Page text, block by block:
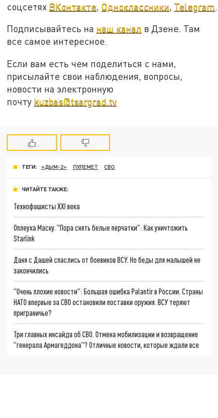
соцсетях ВКонтакте Одноклассники Telegram
Подписывайтесь на наш канал в Дзене. Там
все самое интересное.
Если вам есть чем поделиться с нами,
присылайте свои наблюдения, вопросы,
новости на электронную
почту kuzbas@tsargrad.tv
ТЕГИ: «ДЫМ-2» ПУЛЕМЕТ СВО
ЧИТАЙТЕ ТАКЖЕ:
Технофашисты XXI века
Оплеуха Маску. "Пора снять белые перчатки": Как уничтожить
Starlink
Даня с Дашей спаслись от боевиков ВСУ. Но беды для малышей не
закончились
"Очень плохие новости": Большая ошибка Palantir в России. Страны
НАТО впервые за СВО остановили поставки оружия. ВСУ теряют
приграничье?
Три главных инсайда об СВО. Отмена мобилизации и возвращение
"генерала Армагеддона"? Отличные новости, которые ждали все